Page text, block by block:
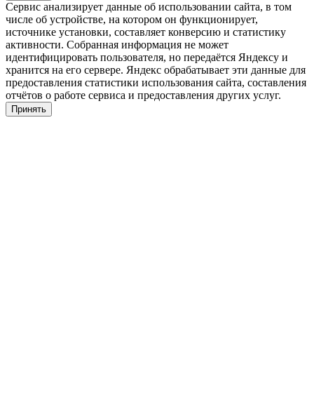
Сервис анализирует данные об использовании сайта, в том
числе об устройстве, на котором он функционирует,
источнике установки, составляет конверсию и статистику
активности. Собранная информация не может
идентифицировать пользователя, но передаётся Яндексу и
хранится на его сервере. Яндекс обрабатывает эти данные для
предоставления статистики использования сайта, составления
отчётов о работе сервиса и предоставления других услуг.
Принять